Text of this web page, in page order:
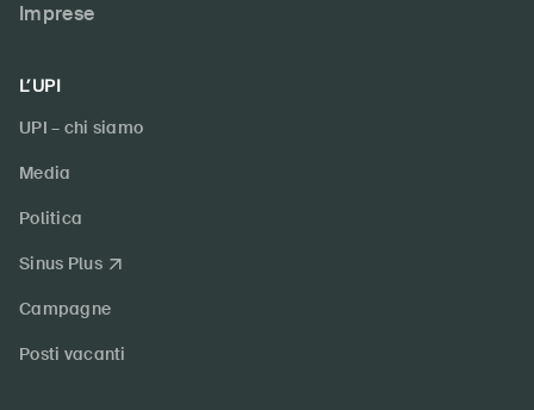
Imprese
L’UPI
UPI – chi siamo
Media
Politica
Sinus Plus
Campagne
Posti vacanti